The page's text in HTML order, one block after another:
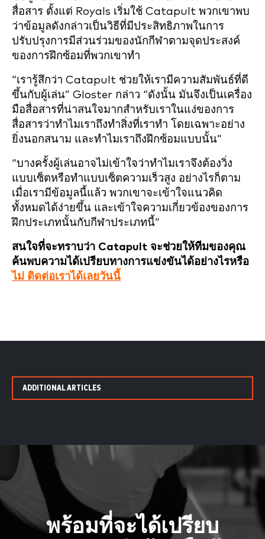
สื่อสาร ตั้งแต่ Royals เริ่มใช้ Catapult พวกเขาพบ
ว่าข้อมูลดังกล่าวเป็นวิธีที่มีประสิทธิภาพในการ
ปรับปรุงการมีส่วนร่วมของนักกีฬาตามจุดประสงค์
ของการฝึกซ้อมที่พวกเขาทำ
“เรารู้สึกว่า Catapult ช่วยให้เรามีความสัมพันธ์ที่ดี
ขึ้นกับผู้เล่น” Gloster กล่าว “ดังนั้น มันจึงเป็นเครื่อง
มือสื่อสารที่น่าสนใจมากสำหรับเราในแง่ของการ
สื่อสารว่าทำไมเราถึงทำสิ่งที่เราทำ โดยเฉพาะอย่าง
ยิ่งนอกสนาม และทำไมเราถึงฝึกซ้อมแบบนั้น”
“บางครั้งผู้เล่นอาจไม่เข้าใจว่าทำไมเราจึงต้องวิ่ง
แบบเซ็ตหรือทำแบบเซ็ตความเร็วสูง อย่างไรก็ตาม
เมื่อเรามีข้อมูลนี้แล้ว พวกเขาจะเข้าใจแนวคิด
ทั้งหมดได้ง่ายขึ้น และเข้าใจความเกี่ยวข้องของการ
ฝึกประเภทนั้นกับกีฬาประเภทนี้”
สนใจที่จะทราบว่า Catapult จะช่วยให้ทีมของคุณ
ค้นพบความได้เปรียบทางการแข่งขันได้อย่างไรหรือ
ไม่ ติดต่อเราได้เลยวันนี้
ADDITIONAL ARTICLES
พร้อมที่จะได้เปรียบ